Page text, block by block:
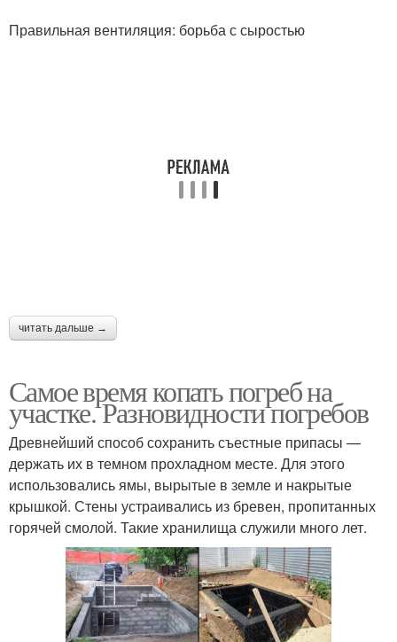
Правильная вентиляция: борьба с сыростью
читать дальше →
Самое время копать погреб на
участке. Разновидности погребов
Древнейший способ сохранить съестные припасы —
держать их в темном прохладном месте. Для этого
использовались ямы, вырытые в земле и накрытые
крышкой. Стены устраивались из бревен, пропитанных
горячей смолой. Такие хранилища служили много лет.